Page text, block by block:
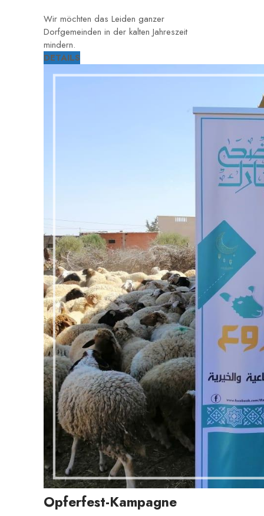
Wir möchten das Leiden ganzer
Dorfgemeinden in der kalten Jahreszeit
mindern.
DETAILS
Opferfest-Kampagne